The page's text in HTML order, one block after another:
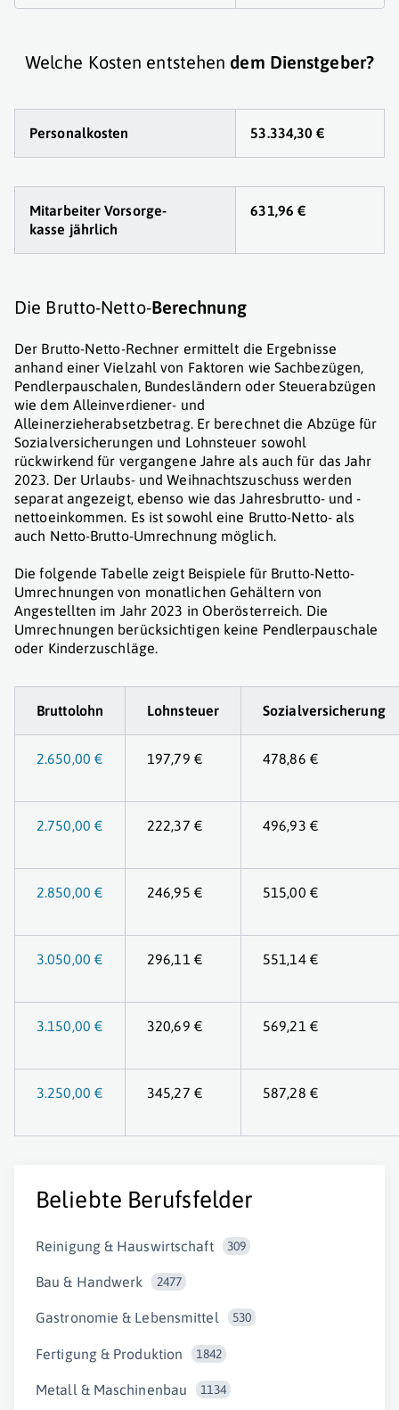
Welche Kosten entstehen dem Dienstgeber?
Personalkosten 53.334,30 €
Mitarbeiter Vorsorge-
kasse jährlich
631,96 €
Die Brutto-Netto-Berechnung
Der Brutto-Netto-Rechner ermittelt die Ergebnisse
anhand einer Vielzahl von Faktoren wie Sachbezügen,
Pendlerpauschalen, Bundesländern oder Steuerabzügen
wie dem Alleinverdiener- und
Alleinerzieherabsetzbetrag. Er berechnet die Abzüge für
Sozialversicherungen und Lohnsteuer sowohl
rückwirkend für vergangene Jahre als auch für das Jahr
2023. Der Urlaubs- und Weihnachtszuschuss werden
separat angezeigt, ebenso wie das Jahresbrutto- und -
nettoeinkommen. Es ist sowohl eine Brutto-Netto- als
auch Netto-Brutto-Umrechnung möglich.
Die folgende Tabelle zeigt Beispiele für Brutto-Netto-
Umrechnungen von monatlichen Gehältern von
Angestellten im Jahr 2023 in Oberösterreich. Die
Umrechnungen berücksichtigen keine Pendlerpauschale
oder Kinderzuschläge.
Bruttolohn Lohnsteuer Sozialversicherung
2.650,00 € 197,79 € 478,86 €
2.750,00 € 222,37 € 496,93 €
2.850,00 € 246,95 € 515,00 €
3.050,00 € 296,11 € 551,14 €
3.150,00 € 320,69 € 569,21 €
3.250,00 € 345,27 € 587,28 €
Beliebte Berufsfelder
Reinigung & Hauswirtschaft 309
Bau & Handwerk 2477
Gastronomie & Lebensmittel 530
Fertigung & Produktion 1842
Metall & Maschinenbau 1134